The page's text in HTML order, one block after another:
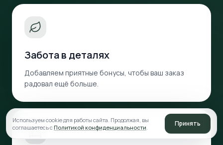
Забота в деталях
Добавляем приятные бонусы, чтобы ваш заказ
радовал ещё больше.
Используем cookie для работы сайта. Продолжая, вы
соглашаетесь с Политикой конфиденциальности. Принять